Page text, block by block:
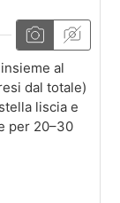
al
dal totale)
liscia e
per 20–30